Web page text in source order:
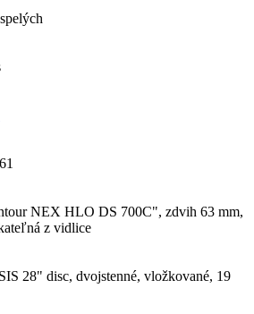
NEX HLO DS 700C", zdvih 63 mm,
z vidlice
28" disc, dvojstenné, vložkované, 19